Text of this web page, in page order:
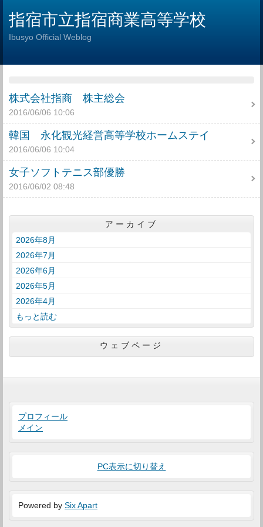
指宿市立指宿商業高等学校
Ibusyo Official Weblog
株式会社指商 株主総会
2016/06/06 10:06
韓国 永化観光経営高等学校ホームステイ
2016/06/06 10:04
女子ソフトテニス部優勝
2016/06/02 08:48
アーカイブ
2026年8月
2026年7月
2026年6月
2026年5月
2026年4月
もっと読む
ウェブページ
プロフィール
メイン
PC表示に切り替え
Powered by Six Apart